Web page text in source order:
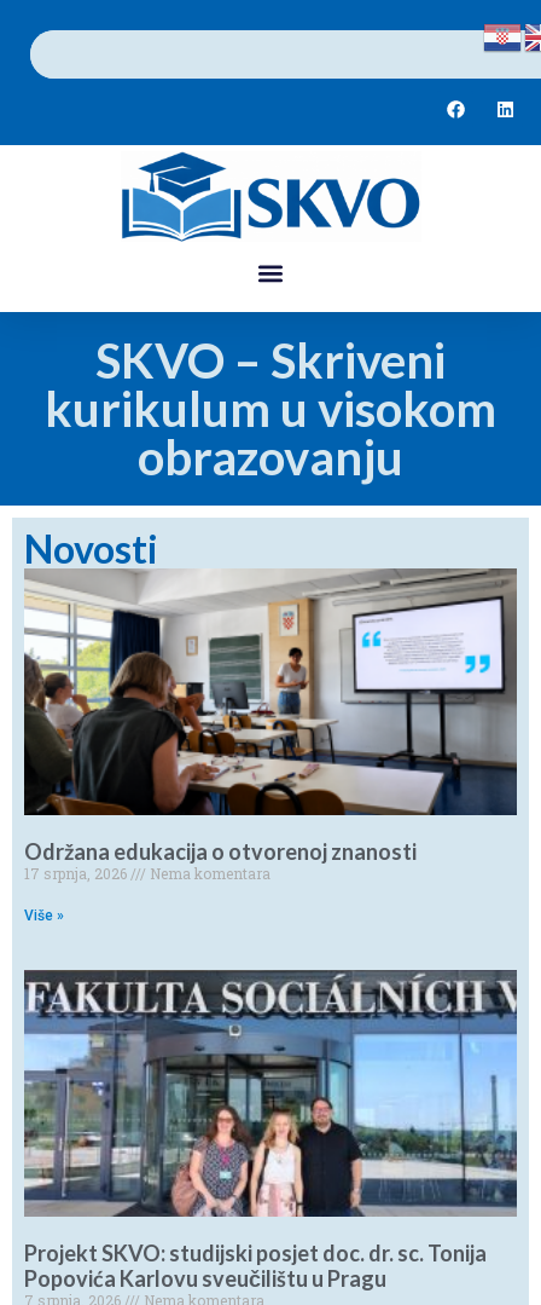
SKVO – Skriveni
kurikulum u visokom
obrazovanju
Novosti
Održana edukacija o otvorenoj znanosti
17 srpnja, 2026 Nema komentara
Više »
Projekt SKVO: studijski posjet doc. dr. sc. Tonija
Popovića Karlovu sveučilištu u Pragu
7 srpnja, 2026 Nema komentara